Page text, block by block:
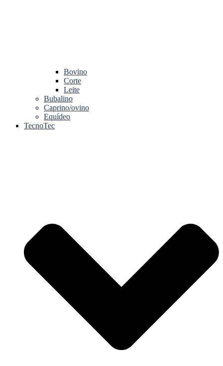
Bovino
Corte
Leite
Bubalino
Caprino/ovino
Equídeo
TecnoTec